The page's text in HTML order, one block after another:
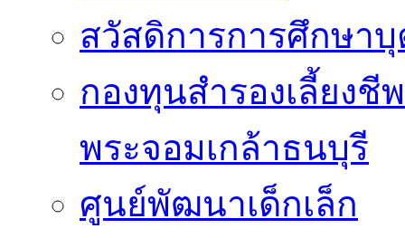
สวัสดิการการศึกษาบุ
กองทุนสำรองเลี้ยง
พระจอมเกล้าธนบุรี
ศูนย์พัฒนาเด็กเล็ก